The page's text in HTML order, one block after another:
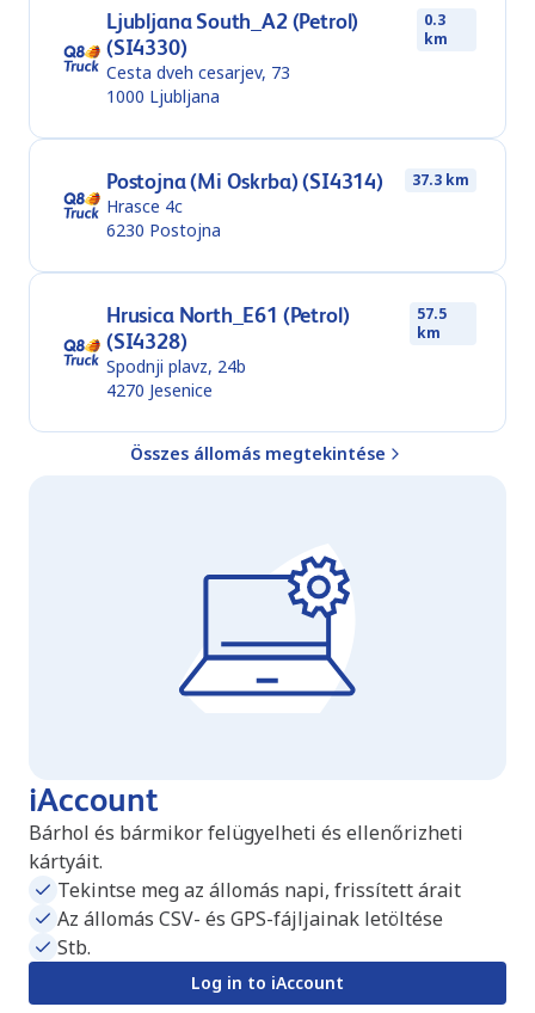
Ljubljana South_A2 (Petrol)
(SI4330)
0.3
km
Cesta dveh cesarjev, 73
1000 Ljubljana
Postojna (Mi Oskrba) (SI4314) 37.3 km
Hrasce 4c
6230 Postojna
Hrusica North_E61 (Petrol)
(SI4328)
57.5
km
Spodnji plavz, 24b
4270 Jesenice
Összes állomás megtekintése
iAccount
Bárhol és bármikor felügyelheti és ellenőrizheti
kártyáit.
Tekintse meg az állomás napi, frissített árait
Az állomás CSV- és GPS-fájljainak letöltése
Stb.
Log in to iAccount